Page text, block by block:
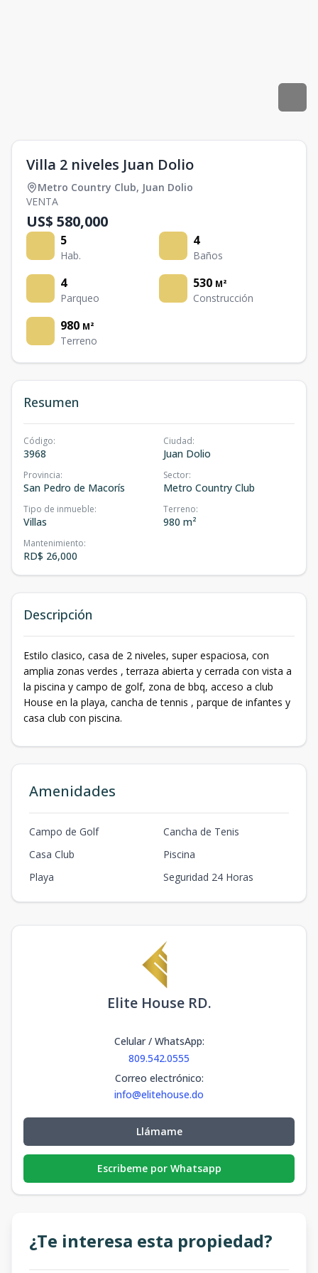
Villa 2 niveles Juan Dolio
Metro Country Club, Juan Dolio
VENTA
US$ 580,000
5
Hab.
4
Baños
4
Parqueo
530 M²
Construcción
980 M²
Terreno
Resumen
Código:
3968
Ciudad:
Juan Dolio
Provincia:
San Pedro de Macorís
Sector:
Metro Country Club
Tipo de inmueble:
Villas
Terreno:
980 m²
Mantenimiento:
RD$ 26,000
Descripción
Estilo clasico, casa de 2 niveles, super espaciosa, con
amplia zonas verdes , terraza abierta y cerrada con vista a
la piscina y campo de golf, zona de bbq, acceso a club
House en la playa, cancha de tennis , parque de infantes y
casa club con piscina.
Amenidades
Campo de Golf
Cancha de Tenis
Casa Club
Piscina
Playa
Seguridad 24 Horas
Elite House RD.
Celular / WhatsApp:
809.542.0555
Correo electrónico:
info@elitehouse.do
Llámame
Escribeme por Whatsapp
¿Te interesa esta propiedad?